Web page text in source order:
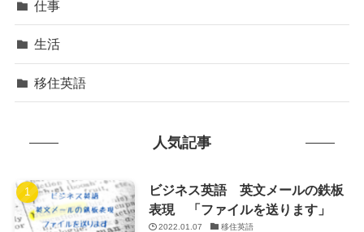
仕事
生活
移住英語
人気記事
ビジネス英語 英文メールの鉄板
表現 「ファイルを送ります」
2022.01.07 移住英語